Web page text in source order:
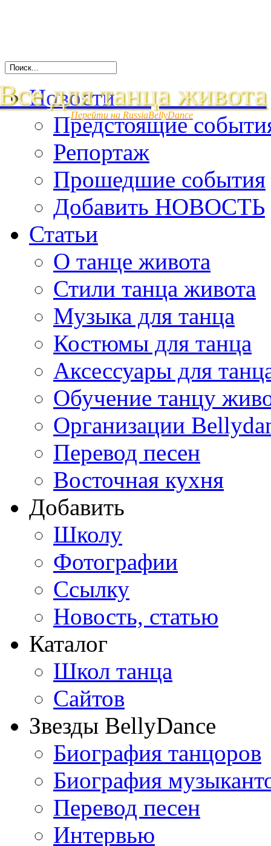
для танца живота
Перейти на RussiaBellyDance
Новости
Предстоящие
Репортаж
Прошедшие события
Добавить НОВОСТЬ
Статьи
О танце живота
Стили танца живота
Музыка для танца
Костюмы для танца
Аксессуары для
Обучение танцу
Организации
Перевод песен
Восточная кухня
Добавить
Школу
Фотографии
Ссылку
Новость, статью
Каталог
Школ танца
Сайтов
Звезды BellyDance
Биография танцоров
Биография
Перевод песен
Интервью